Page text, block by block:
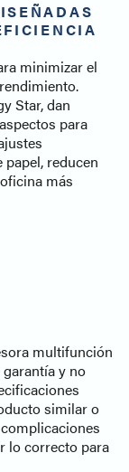
minimizar el
Star, dan
para
reducen
más
multifunción
y no
similar o
lo correcto para